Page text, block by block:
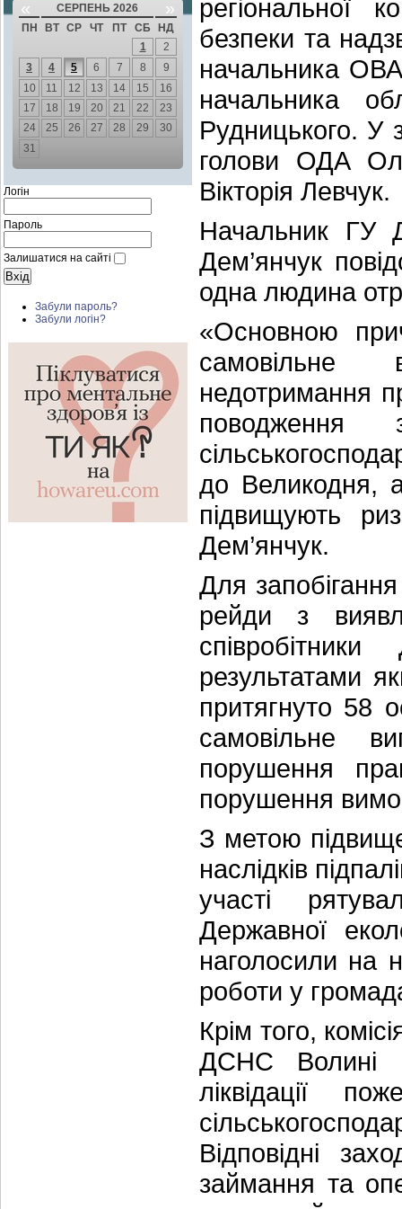
« СЕРПЕНЬ 2026 »
ПН ВТ СР ЧТ ПТ СБ
НД
1
2
3
4 5 6 7 8
9
10
11 12 13 14 15
16
17
18 19 20 21 22
23
24
25 26 27 28 29
30
31
Логін
Пароль
Залишатися на сайті
Забули пароль?
Забули логін?
регіональної
безпеки та
начальника
начальника
Рудницького. У
голови ОДА
Вікторія Левчук.
Начальник ГУ
Дем’янчук
одна людина
«Основною
самовільне
недотримання
до Великодня,
підвищують
Дем’янчук.
Для
рейди з
результатами
притягнуто 58
самовільне
порушення
порушення
З метою
наслідків
участі
Державної
наголосили на
роботи у
Крім того,
ДСНС Волині
ліквідації
Відповідні
займання та